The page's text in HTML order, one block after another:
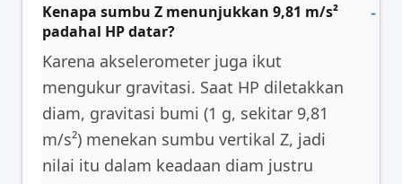
Kenapa sumbu Z menunjukkan 9,81 m/s²
padahal HP datar?
Karena akselerometer juga ikut
mengukur gravitasi. Saat HP diletakkan
diam, gravitasi bumi (1 g, sekitar 9,81
m/s²) menekan sumbu vertikal Z, jadi
nilai itu dalam keadaan diam justru